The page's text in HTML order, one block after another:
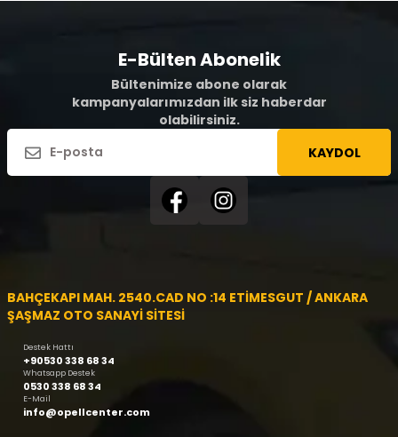
E-Bülten Abonelik
Bültenimize abone olarak
kampanyalarımızdan ilk siz haberdar
olabilirsiniz.
KAYDOL
BAHÇEKAPI MAH. 2540.CAD NO :14 ETİMESGUT / ANKARA
ŞAŞMAZ OTO SANAYİ SİTESİ
Destek Hattı
+90530 338 68 34
Whatsapp Destek
0530 338 68 34
E-Mail
info@opellcenter.com